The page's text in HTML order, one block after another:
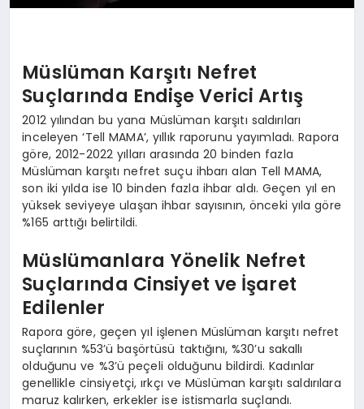
Müslüman Karşıtı Nefret
Suçlarında Endişe Verici Artış
2012 yılından bu yana Müslüman karşıtı saldırıları
inceleyen ‘Tell MAMA’, yıllık raporunu yayımladı. Rapora
göre, 2012-2022 yılları arasında 20 binden fazla
Müslüman karşıtı nefret suçu ihbarı alan Tell MAMA,
son iki yılda ise 10 binden fazla ihbar aldı. Geçen yıl en
yüksek seviyeye ulaşan ihbar sayısının, önceki yıla göre
%165 arttığı belirtildi.
Müslümanlara Yönelik Nefret
Suçlarında Cinsiyet ve İşaret
Edilenler
Rapora göre, geçen yıl işlenen Müslüman karşıtı nefret
suçlarının %53’ü başörtüsü taktığını, %30’u sakallı
olduğunu ve %3’ü peçeli olduğunu bildirdi. Kadınlar
genellikle cinsiyetçi, ırkçı ve Müslüman karşıtı saldırılara
maruz kalırken, erkekler ise istismarla suçlandı.